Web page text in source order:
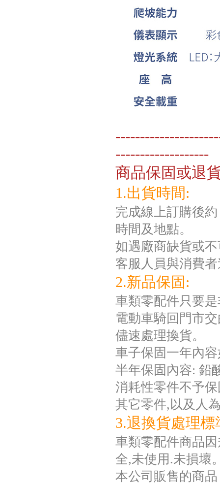
-------------------
商品保固或退
1.出貨時間:
完成線上訂購後
時間及地點。
如遇廠商缺貨或
客服人員與消費
2.新品保固:
車類零配件只要
電動車騎回門市
儘速處理換貨。
車子保固一年
半年保固內容: 鉛
消耗性零件不予
其它零件,以及人
3.退換貨處理標
車類零配件商品
全,未使用.未損壞
本公司販售的商